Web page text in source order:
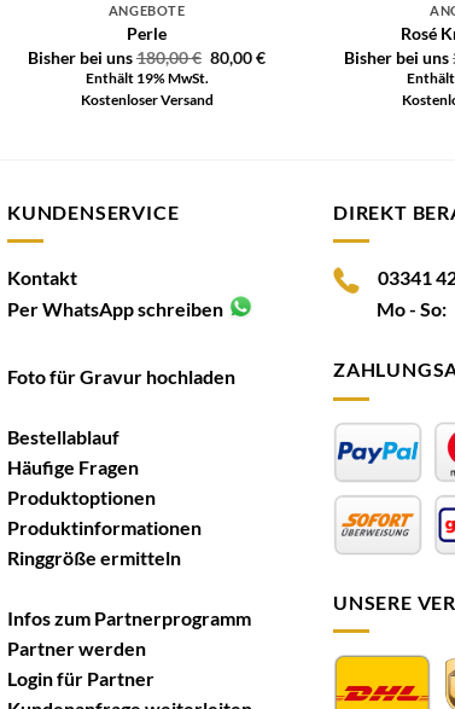
ANGEBOTE
Perle
Bisher bei uns180,00€ 80,00€
Enthält 19% MwSt.
Kostenloser Versand
Rosé
Bisher bei uns
Enthält
KUNDENSERVICE
Kontakt
Per WhatsApp schreiben
Foto für Gravur hochladen
Bestellablauf
Häufige Fragen
Produktoptionen
Produktinformationen
Ringgröße ermitteln
Infos zum Partnerprogramm
Partner werden
Login für Partner
DIREKT
03341
Mo - So:
UNSERE